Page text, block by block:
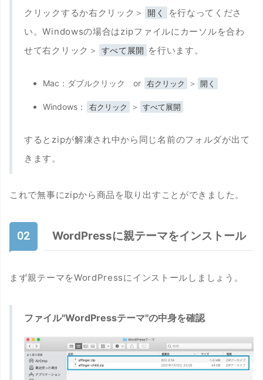
クリックするか右クリック＞
開く
を行なってくださ
い。Windowsの場合はzipファイルにカーソルを合わ
せて右クリック＞
すべて展開 を行います。
Mac：ダブルクリック or 右クリック ＞ 開く
Windows： 右クリック ＞ すべて展開
するとzipが解凍され中から同じ名前のフォルダが出て
きます。
これで無事にzipから商品を取り出すことができました。
WordPressに親テーマをインストール
まず親テーマをWordPressにインストールしましょう。
ファイル"WordPressテーマ"の中身を確認